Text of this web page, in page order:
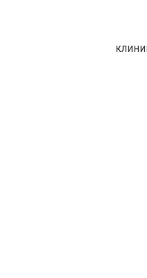
КЛИНИКА